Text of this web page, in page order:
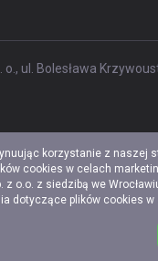
ul. Bolesława
korzystanie z
cookies w celach
z o.o. z siedzibą we
dotyczące plików cookies